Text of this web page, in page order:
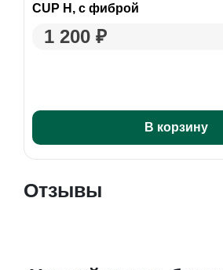
CUP H, с фиброй
1 200 ₽
В корзину
Отзывы